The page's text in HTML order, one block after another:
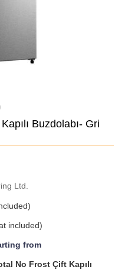
Buzdolabı- Gri
Ltd.
included)
from
No Frost Çift Kapılı